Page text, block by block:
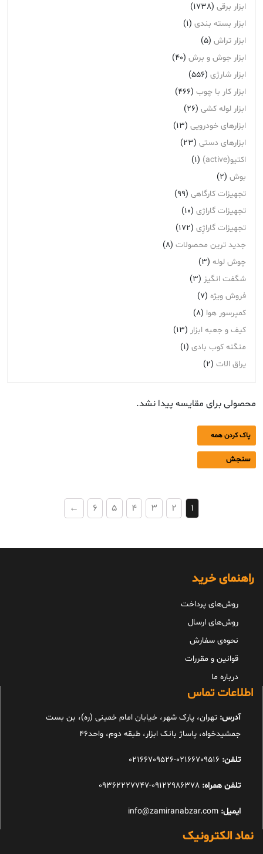
ابزار برقی (1738)
ابزار بسته بندی (1)
ابزار تراش (5)
ابزار جوش و برش (40)
ابزار شارژی (556)
ابزار کار با چوب (466)
ابزار لوله کشی (26)
ابزارهای خودرویی (13)
ابزارهای دستی (23)
اکتیو(active)
(1)
بوش (2)
تجهیزات کارگاهی (99)
تجهیزات گاراژی (10)
تجهیزات گاراژِی (172)
جدید ترین محصولات (8)
چوش لوله (3)
شگفت انگیز (3)
فروش ویژه (7)
کمپرسور هوا (8)
کیف و جعبه ابزار (13)
منگنه کوب بادی (1)
یراق الات (2)
محصولی برای مقایسه پیدا نشد.
پاک کردن همه
سنجش
1
2
3
4
5
6
←
راهنمای خرید
روش‌های پرداخت
روش‌های ارسال
نحوه‌ی سفارش
قوانین و مقررات
درباره ما
اطلاعات تماس
آدرس: تهران، پارک شهر، خیابان امام خمینی (ره)، بن بست
جمشیدخواه، پاساژ بانک ابزار، طبقه دوم، واحد46
تلفن:
تلفن همراه: 09122986378-09362227747
ایمیل:
نماد الکترونیک